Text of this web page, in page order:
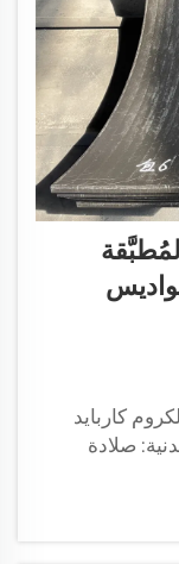
كاربايد
صلادة
مقاومة